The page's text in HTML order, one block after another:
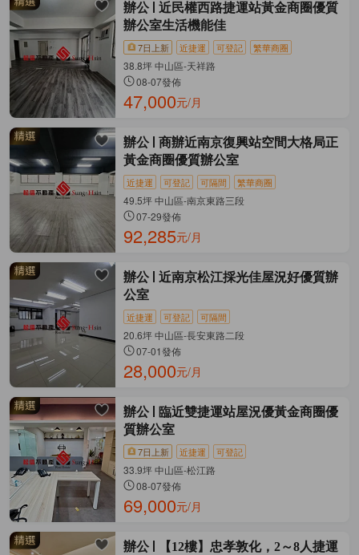
辦公
近民權西路捷運站黃金商圈優質
辦公室生活機能佳
7日上新 近捷運 可登記 繁華商圈
38.8坪 中山區-天祥路
08-07發佈
47,000元/月
辦公
商辦近南京復興站空間大格局正
黃金商圈優質辦公室
近捷運 可登記 可隔間 繁華商圈
49.5坪 中山區-南京東路三段
07-29發佈
92,285元/月
辦公
近南京松江採光佳屋況好優質辦
公室
近捷運 可登記 可隔間
20.6坪 中山區-長安東路二段
07-01發佈
28,000元/月
辦公
臨近雙捷運站屋況優黃金商圈優
質辦公室
7日上新 近捷運 可登記
33.9坪 中山區-松江路
08-07發佈
69,000元/月
辦公
【12樓】忠孝敦化，2～8人捷運